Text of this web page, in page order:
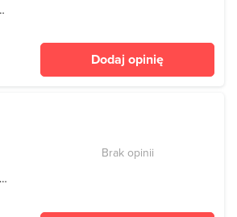
Dodaj opinię
Brak opinii